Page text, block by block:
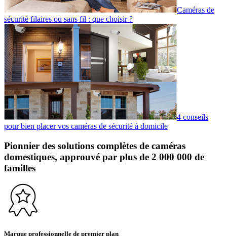
Caméras de
sécurité filaires ou sans fil : que choisir ?
4 conseils
pour bien placer vos caméras de sécurité à domicile
Pionnier des solutions complètes de caméras
domestiques, approuvé par plus de 2 000 000 de
familles
Marque professionnelle de premier plan